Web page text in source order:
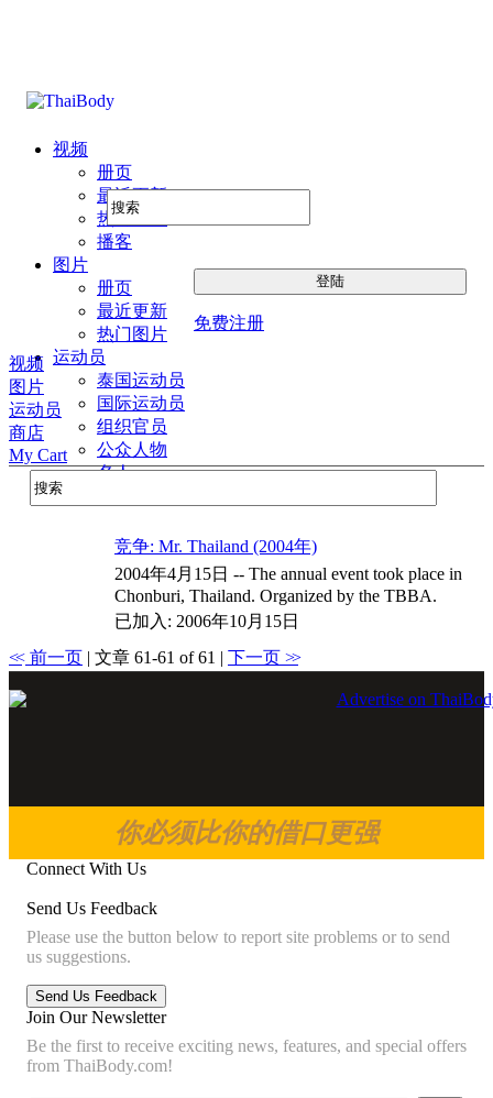
视频
册页
最近更新
热门图片
播客
图片
册页
最近更新
热门图片
运动员
泰国运动员
国际运动员
组织官员
公众人物
名人
商店
免费注册
视频
图片
运动员
商店
My Cart
竞争: Mr. Thailand (2004年)
2004年4月15日 -- The annual event took place in
Chonburi, Thailand. Organized by the TBBA.
已加入: 2006年10月15日
<< 前一页 | 文章 61-61 of 61 | 下一页 >>
你必须比你的借口更强
Connect With Us
Send Us Feedback
Please use the button below to report site problems or to send
us suggestions.
Join Our Newsletter
Be the first to receive exciting news, features, and special offers
from ThaiBody.com!